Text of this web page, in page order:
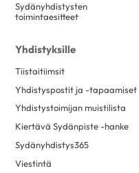
Sydänyhdistysten
toimintaesitteet
Yhdistyksille
Tiistaitiimsit
Yhdistyspostit ja -tapaamiset
Yhdistystoimijan muistilista
Kiertävä Sydänpiste -hanke
Sydänyhdistys365
Viestintä